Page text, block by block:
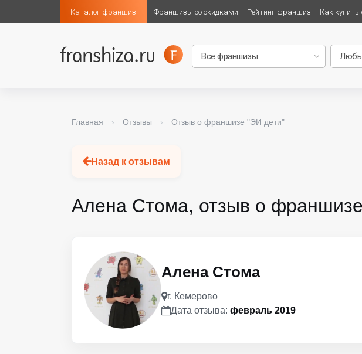
Каталог франшиз Франшизы со скидками Рейтинг франшиз Как
Главная › Отзывы › Отзыв о франшизе "ЭИ дети"
Назад к отзывам
Алена Стома, отзыв о
Алена Стома
г. Кемерово
Дата отзыва: февраль 2019